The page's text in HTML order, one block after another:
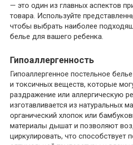
— это один из главных аспектов
товара. Используйте
чтобы выбрать наиболее
белье для вашего ребенка.
Гипоаллергенность
Гипоаллергенное постельное
и токсичных веществ, которые
раздражение или аллергическую
изготавливается из натуральных
органический хлопок или
материалы дышат и позволяют
циркулировать, что способствует